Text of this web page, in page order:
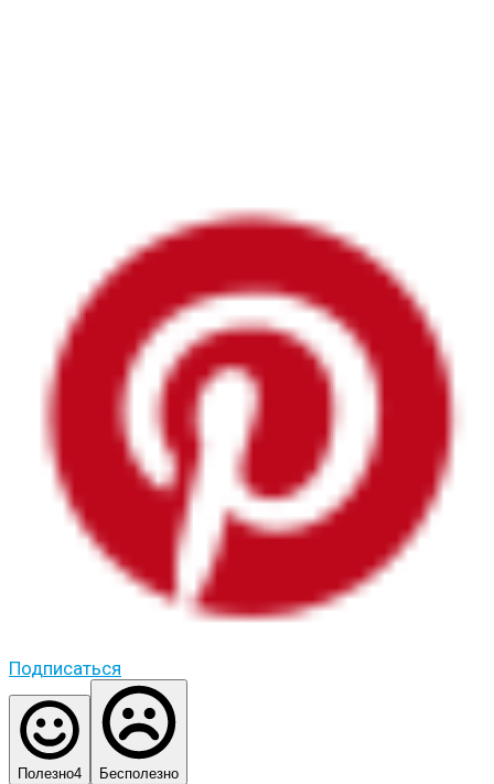
Подписаться
Полезно4 Бесполезно